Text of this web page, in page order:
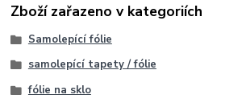
Zboží zařazeno v kategoriích
Samolepící fólie
samolepící tapety / fólie
fólie na sklo